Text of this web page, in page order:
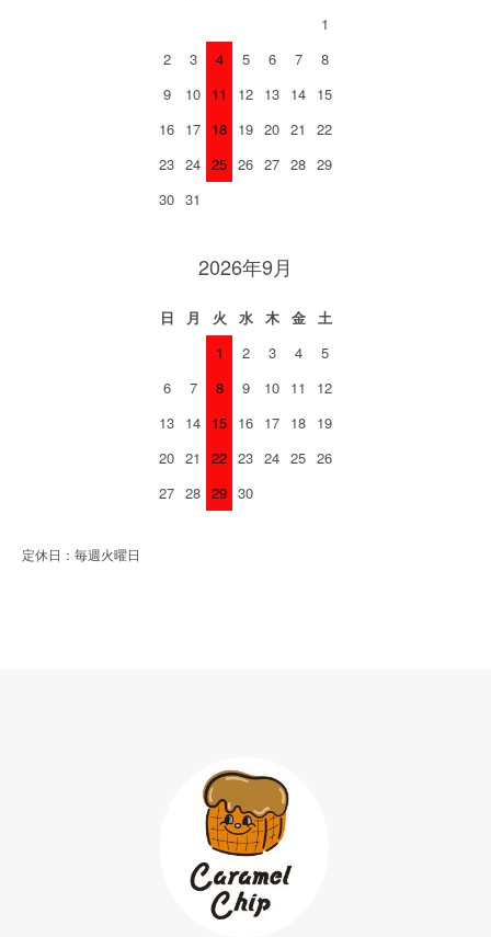
1
2
3 4 5 6 7
8
9
10 11 12 13 14 15
16 17 18 19 20 21
22
23 24 25 26 27 28 29
30 31
2026年9月
日 月 火 水 木 金
土
1
2 3 4
5
6
7 8 9 10 11
12
13 14 15 16 17 18 19
20 21 22 23 24 25 26
27 28 29 30
定休日：毎週火曜日